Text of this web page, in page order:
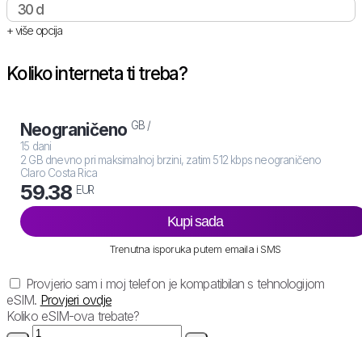
30 d
+ više opcija
Koliko interneta ti treba?
Neograničeno GB /
15 dani
2 GB dnevno pri maksimalnoj brzini, zatim 512 kbps neograničeno
Claro Costa Rica
59.38 EUR
Kupi sada
Trenutna isporuka putem emaila i SMS
Provjerio sam i moj telefon je kompatibilan s tehnologijom
eSIM. Provjeri ovdje
Koliko eSIM-ova trebate?